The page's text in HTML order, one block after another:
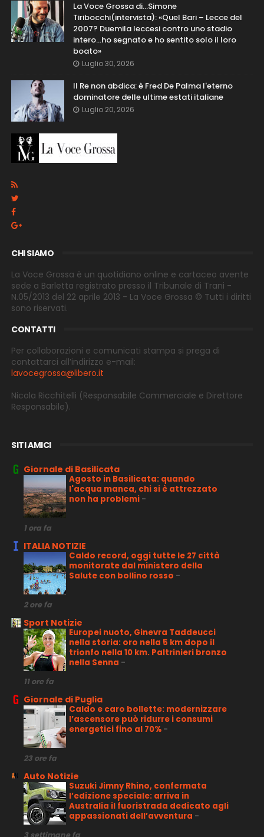
La Voce Grossa di…Simone
Tiribocchi(intervista): «Quel Bari – Lecce del
2007? Duemila leccesi contro uno stadio
intero...ho segnato e ho sentito solo il loro
boato»
Luglio 30, 2026
Il Re non abdica: è Fred De Palma l'eterno
dominatore delle ultime estati italiane
Luglio 20, 2026
CHI SIAMO
La Voce Grossa è un quotidiano online e cartaceo avente
sede a Barletta registrato presso il Tribunale di Trani -
N.05/2013 del 22 aprile 2013 - La Voce Grossa © Tutti i diritti
sono riservati.
CONTATTI
Per collaborazioni e comunicati stampa si prega di
contattarci all’indirizzo e-mail:
lavocegrossa@libero.it
Nicola Ricchitelli (Responsabile Commerciale e Direttore
Responsabile).
SITI AMICI
Giornale di Basilicata
Agosto in Basilicata: quando
l'acqua manca, chi si è attrezzato
non ha problemi -
1 ora fa
ITALIA NOTIZIE
Caldo record, oggi tutte le 27 città
monitorate dal ministero della
Salute con bollino rosso -
2 ore fa
Sport Notizie
Europei nuoto, Ginevra Taddeucci
nella storia: oro nella 5 km dopo il
trionfo nella 10 km. Paltrinieri bronzo
nella Senna -
11 ore fa
Giornale di Puglia
Caldo e caro bollette: modernizzare
l’ascensore può ridurre i consumi
energetici fino al 70% -
23 ore fa
Auto Notizie
Suzuki Jimny Rhino, confermata
l’edizione speciale: arriva in
Australia il fuoristrada dedicato agli
appassionati dell’avventura -
3 settimane fa